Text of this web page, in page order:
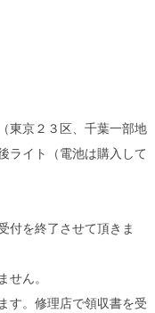
東京２３区、千葉一部地
ライト（電池は購入して
付を終了させて頂きま
せん。
す。修理店で領収書を受